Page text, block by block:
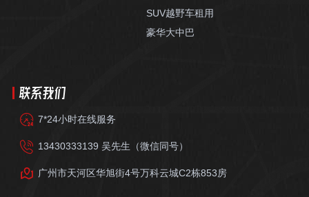
SUV越野车租用
豪华大中巴
联系我们
7*24小时在线服务
13430333139 吴先生（微信同号）
广州市天河区华旭街4号万科云城C2栋853房